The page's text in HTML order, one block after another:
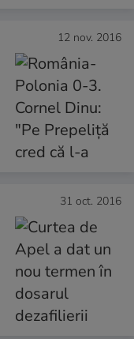
12 nov. 2016
31 oct. 2016